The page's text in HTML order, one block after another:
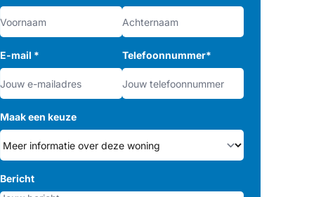
E-mail * Telefoonnummer*
Maak een keuze
Bericht